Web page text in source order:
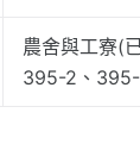
農舍與工寮(
395-2、